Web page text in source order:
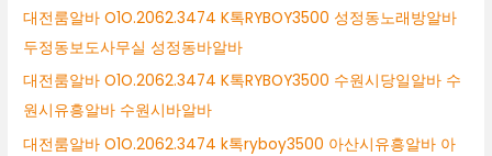
대전룸알바 O1O.2062.3474 K톡RYBOY3500 성정동노래방알바
두정동보도사무실 성정동바알바
대전룸알바 O1O.2062.3474 K톡RYBOY3500 수원시당일알바 수
원시유흥알바 수원시바알바
대전룸알바 O1O.2062.3474 k톡ryboy3500 아산시유흥알바 아